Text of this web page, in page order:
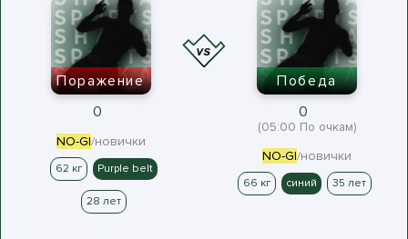
Поражение
0
NO-GI/новички
62 кг Purple belt
28 лет
Победа
0
(05:00 По очкам)
NO-GI/новички
66 кг синий 35 лет